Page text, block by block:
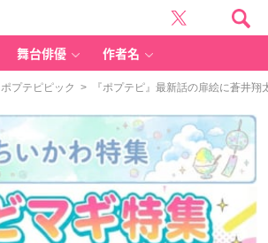
舞台俳優 作者名
ポプテピピック > 『ポプテピ』最新話の扉絵に蒼井翔